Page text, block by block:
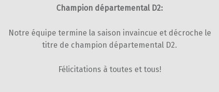
Champion départemental D2:
Notre équipe termine la saison invaincue et décroche le
titre de champion départemental D2.
Félicitations à toutes et tous!